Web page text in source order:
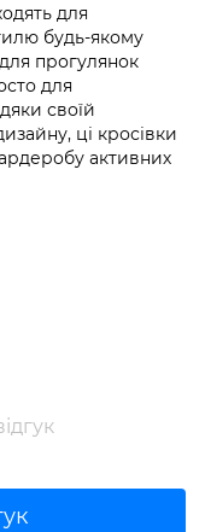
для
будь-якому
прогулянок
для
своїй
ці кросівки
активних